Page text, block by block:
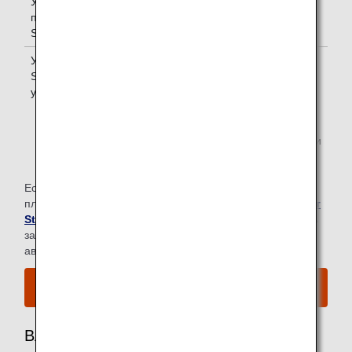
программы
Super Flyers
Участники
Star Alliance
уровня Gold
Вы можете воспользоваться залом ожидания, если
Если вы являетесь участником программы доступа в
платные залы ожидания Star Alliance, посетите
веб-сайт
Star Alliance
залы ожидания аэропорта при путешествии рейсами
авиакомпании ANA.
Владелец